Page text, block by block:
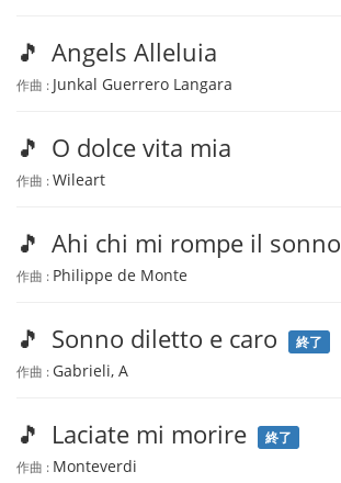
🎵 Angels Alleluia
作曲 : Junkal Guerrero Langara
🎵 O dolce vita mia
作曲 :Wileart
🎵 Ahi chi mi rompe il sonno
作曲 : Philippe de Monte
🎵 Sonno diletto e caro 終了
作曲 : Gabrieli, A
🎵 Laciate mi morire 終了
作曲 : Monteverdi